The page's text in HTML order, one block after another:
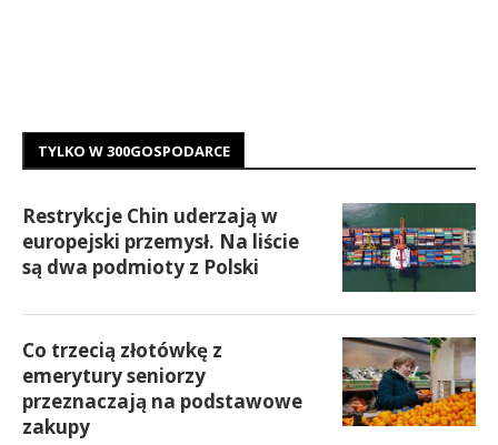
TYLKO W 300GOSPODARCE
Restrykcje Chin uderzają w
europejski przemysł. Na liście
są dwa podmioty z Polski
Co trzecią złotówkę z
emerytury seniorzy
przeznaczają na podstawowe
zakupy